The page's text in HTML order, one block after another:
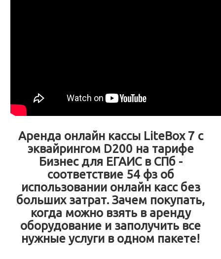
Аренда онлайн кассы LiteBox 7 с
эквайрингом D200 на тарифе
Бизнес для ЕГАИС в СПб -
соответствие 54 фз об
использовании онлайн касс без
больших затрат. Зачем покупать,
когда можно взять в аренду
оборудование и заполучить все
нужные услуги в одном пакете!